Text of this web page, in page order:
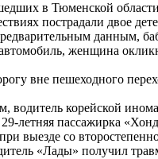
в Тюменской
пострадали двое
данным,
женщина
вне пешеходного
водитель корейской
летняя пассажирка
выезде со
«Лады» получил